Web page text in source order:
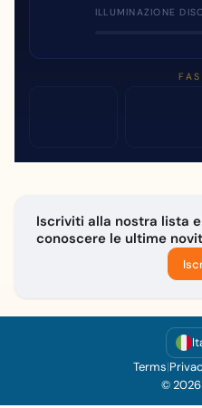
ILLUMINAZIONE
Iscriviti alla nostra lista
conoscere le ultime
Terms|
© 2026